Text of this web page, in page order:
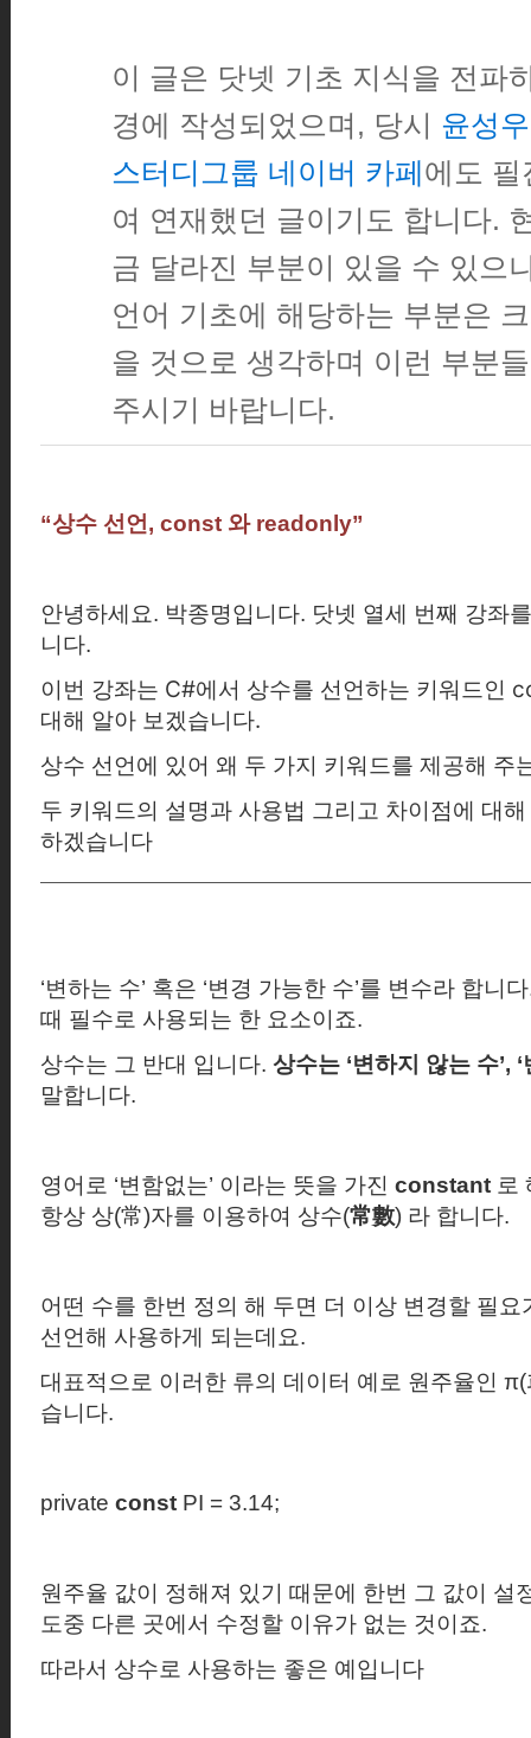
이 글은 닷넷 기초 지식을 전파
경에 작성되었으며, 당시 윤성
스터디그룹 네이버 카페에도 필
여 연재했던 글이기도 합니다.
금 달라진 부분이 있을 수 있으
언어 기초에 해당하는 부분은
을 것으로 생각하며 이런 부분
주시기 바랍니다.
“상수 선언 , const 와 readonly”
안녕하세요. 박종명입니다. 닷넷 열세 번째 강좌
니다.
이번 강좌는 C#에서 상수를 선언하는 키워드인
대해 알아 보겠습니다.
상수 선언에 있어 왜 두 가지 키워드를 제공해 주
두 키워드의 설명과 사용법 그리고 차이점에 대
하겠습니다
‘변하는 수’ 혹은 ‘변경 가능한 수’를 변수라 합니다
때 필수로 사용되는 한 요소이죠.
상수는 그 반대 입니다. 상수는 ‘변하지 않는 수’, ‘
말합니다.
영어로 ‘변함없는’ 이라는 뜻을 가진 constant 로
항상 상(常)자를 이용하여 상수(常數) 라 합니다.
어떤 수를 한번 정의 해 두면 더 이상 변경할 필요
선언해 사용하게 되는데요.
대표적으로 이러한 류의 데이터 예로 원주율인 π(
습니다.
private const PI = 3.14;
원주율 값이 정해져 있기 때문에 한번 그 값이 설
도중 다른 곳에서 수정할 이유가 없는 것이죠.
따라서 상수로 사용하는 좋은 예입니다